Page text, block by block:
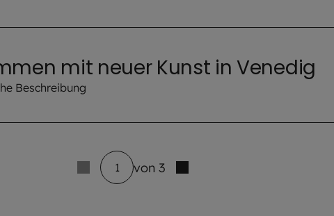
mit neuer Kunst in Venedig
Beschreibung
1 von 3